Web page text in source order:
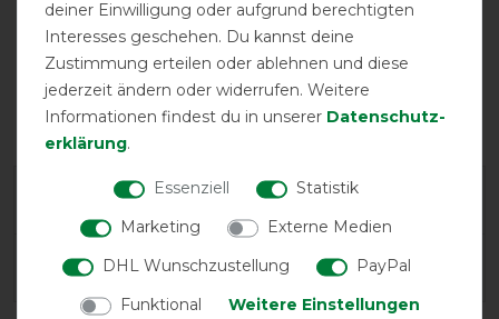
Doppelter
Beinausschnitt
Herstellergarantie
Wasch- und Pflegehinweis
deiner Einwilligung oder aufgrund berechtigten
Interesses geschehen. Du kannst deine
Zustimmung erteilen oder ablehnen und diese
jederzeit ändern oder widerrufen. Weitere
Informationen findest du in unserer Daten­schutz­
erklärung.
Essenziell
Statistik
Marketing
Externe Medien
DHL Wunschzustellung
PayPal
Funktional
Weitere Einstellungen